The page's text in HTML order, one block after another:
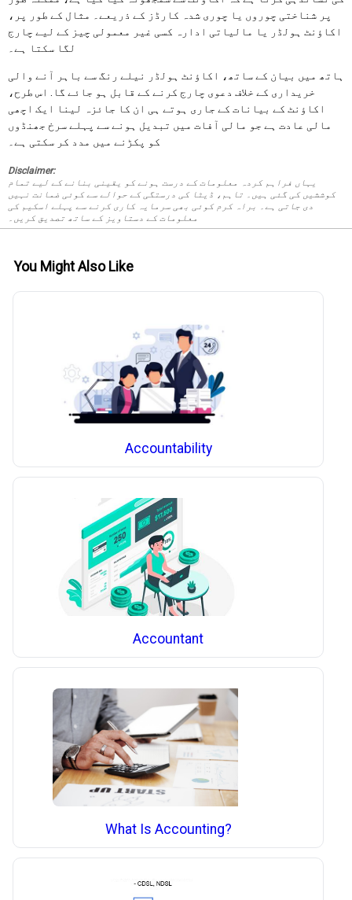
پر شناختی چوروں یا چوری شدہ کارڈز کے ذریعے۔ مثال کے طور پر،
اکاؤنٹ ہولڈر یا مالیاتی ادارہ کسی غیر معمولی چیز کے لیے چارج
لگا سکتا ہے۔
ہاتھ میں بیان کے ساتھ، اکاؤنٹ ہولڈر نیلے رنگ سے باہر آنے والی
خریداری کے خلاف دعوی چارج کرنے کے قابل ہو جائے گا. اس طرح،
اکاؤنٹ کے بیانات کے جاری ہوتے ہی ان کا جائزہ لینا ایک اچھی
مالی عادت ہے جو مالی آفات میں تبدیل ہونے سے پہلے سرخ جھنڈوں
کو پکڑنے میں مدد کر سکتی ہے۔
Disclaimer:
یہاں فراہم کردہ معلومات کے درست ہونے کو یقینی بنانے کے لیے تمام
کوششیں کی گئی ہیں۔ تاہم، ڈیٹا کی درستگی کے حوالے سے کوئی ضمانت نہیں
دی جاتی ہے۔ براہ کرم کوئی بھی سرمایہ کاری کرنے سے پہلے اسکیم کی
معلومات کے دستاویز کے ساتھ تصدیق کریں۔
You Might Also Like
Accountability
Accountant
What Is Accounting?